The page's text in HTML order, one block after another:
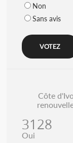
Non
Sans avis
Côte
3128
Oui